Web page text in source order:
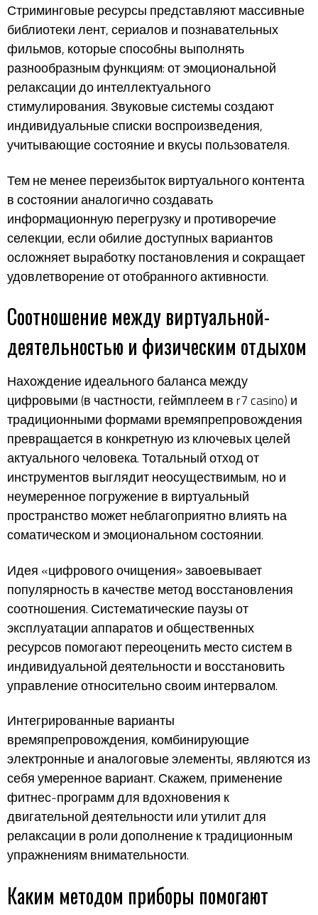
Стриминговые ресурсы представляют массивные
библиотеки лент, сериалов и познавательных
фильмов, которые способны выполнять
разнообразным функциям: от эмоциональной
релаксации до интеллектуального
стимулирования. Звуковые системы создают
индивидуальные списки воспроизведения,
учитывающие состояние и вкусы пользователя.
Тем не менее переизбыток виртуального контента
в состоянии аналогично создавать
информационную перегрузку и противоречие
селекции, если обилие доступных вариантов
осложняет выработку постановления и сокращает
удовлетворение от отобранного активности.
Соотношение между виртуальной-
деятельностью и физическим отдыхом
Нахождение идеального баланса между
цифровыми (в частности, геймплеем в r7 casino) и
традиционными формами времяпрепровождения
превращается в конкретную из ключевых целей
актуального человека. Тотальный отход от
инструментов выглядит неосуществимым, но и
неумеренное погружение в виртуальный
пространство может неблагоприятно влиять на
соматическом и эмоциональном состоянии.
Идея «цифрового очищения» завоевывает
популярность в качестве метод восстановления
соотношения. Систематические паузы от
эксплуатации аппаратов и общественных
ресурсов помогают переоценить место систем в
индивидуальной деятельности и восстановить
управление относительно своим интервалом.
Интегрированные варианты
времяпрепровождения, комбинирующие
электронные и аналоговые элементы, являются из
себя умеренное вариант. Скажем, применение
фитнес-программ для вдохновения к
двигательной деятельности или утилит для
релаксации в роли дополнение к традиционным
упражнениям внимательности.
Каким методом приборы помогают